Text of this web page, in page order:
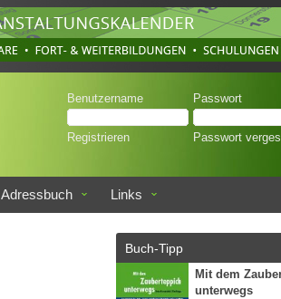
Benutzername Passwort
Registrieren Passwort
Adressbuch Links
Buch-Tipp
Mit dem
unterwegs